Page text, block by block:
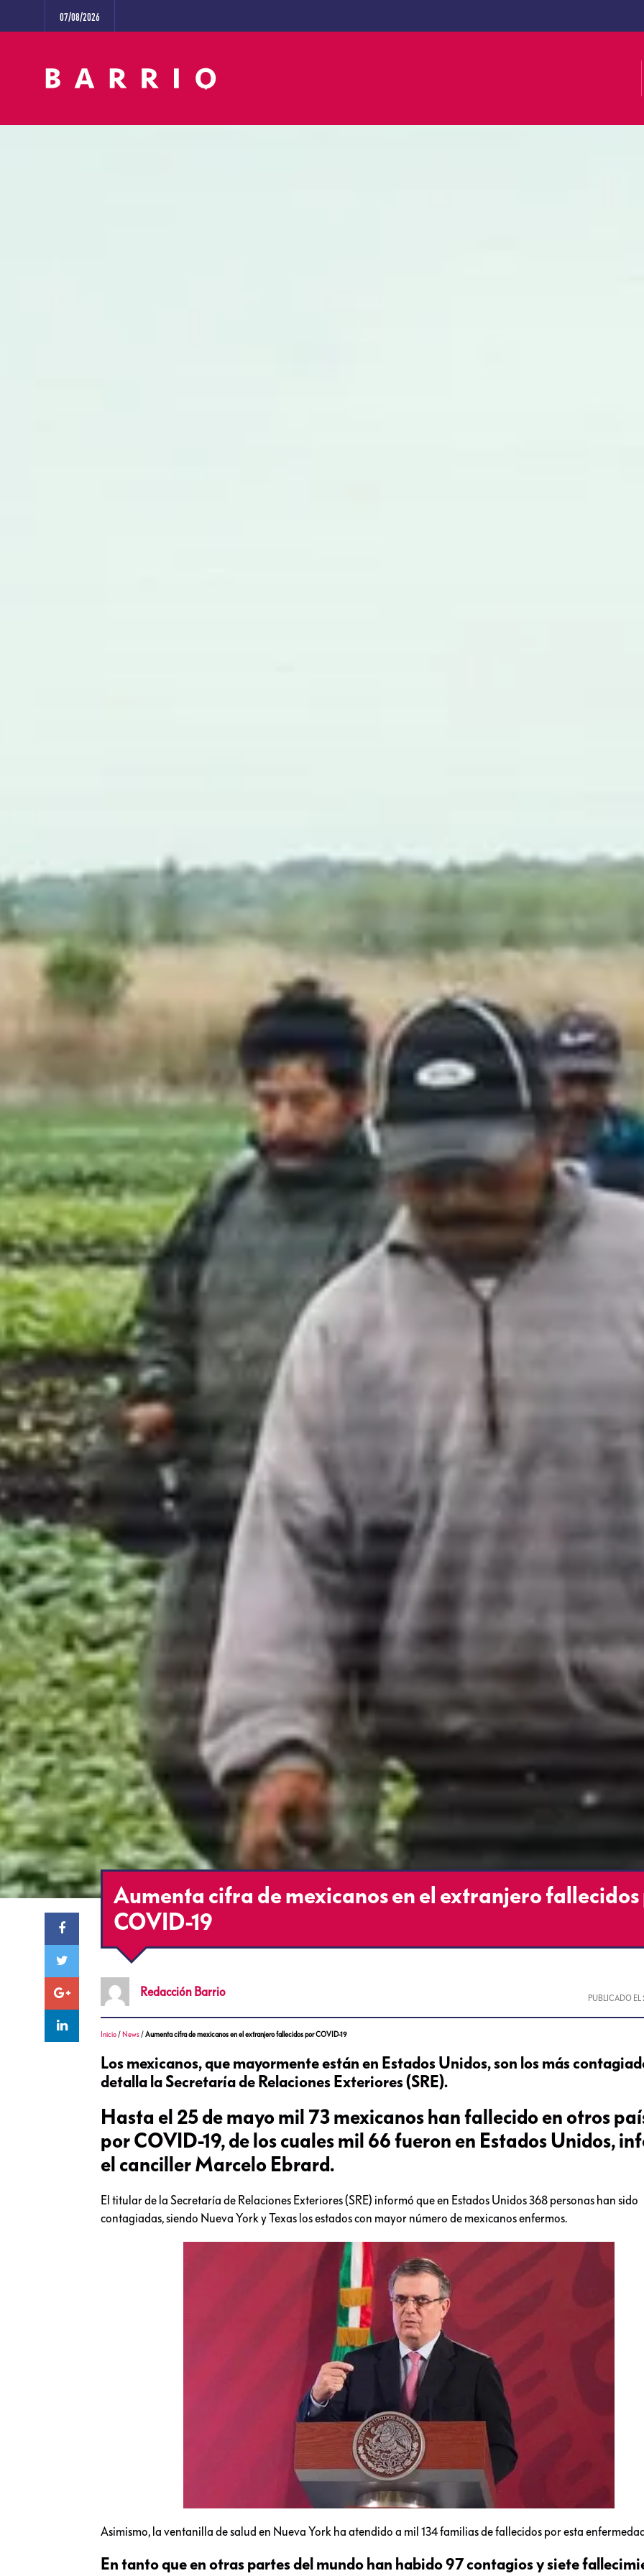
07/08/2026
Aumenta cifra de mexicanos en el extranjero
COVID-19
Redacción Barrio PUBLICADO EL
Inicio / News /Aumenta cifra de mexicanos en el extranjero fallecidos por COVID-19
Los mexicanos, que mayormente están en Estados Unidos, son los más
detalla la Secretaría de Relaciones Exteriores (SRE).
Hasta el 25 de mayo mil 73 mexicanos han fallecido en otros
por COVID-19, de los cuales mil 66 fueron en Estados Unidos,
el canciller Marcelo Ebrard.
El titular de la Secretaría de Relaciones Exteriores (SRE) informó que en Estados Unidos 368 personas han sido
contagiadas, siendo Nueva York y Texas los estados con mayor número de mexicanos enfermos.
Asimismo, la ventanilla de salud en Nueva York ha atendido a mil 134 familias de fallecidos por esta
En tanto que en otras partes del mundo han habido 97 contagios y siete